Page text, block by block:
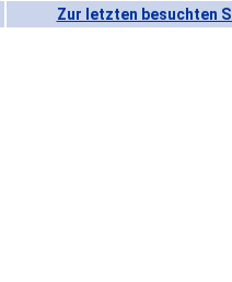
Zur letzten besuchten